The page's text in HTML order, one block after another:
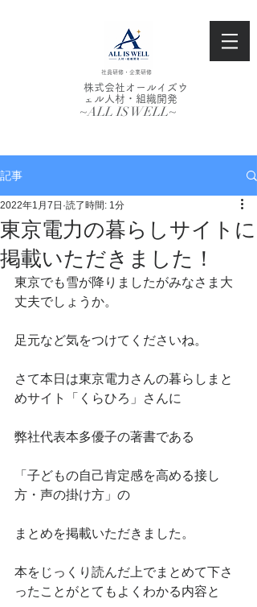
社員研修・企業研修
株式会社オールイズウ
ェル人材・組織開発
~ALL IS WELL~
記事
東京電力の暮らしサイトに
掲載いただきました！
2022年1月7日 読了時間: 1分
東京でも雪が降りましたがみなさま大
丈夫でしょうか。
足元など気をつけてくださいね。
さて本日は東京電力さんの暮らしまと
めサイト「くらひろ」さんに
弊社代表本多優子の著書である
「子どもの自己肯定感を高める接し
方・声の掛け方」の
まとめを掲載いただきました。
本をじっくり読んだ上でまとめて下さ
ったことがとてもよくわかる内容と